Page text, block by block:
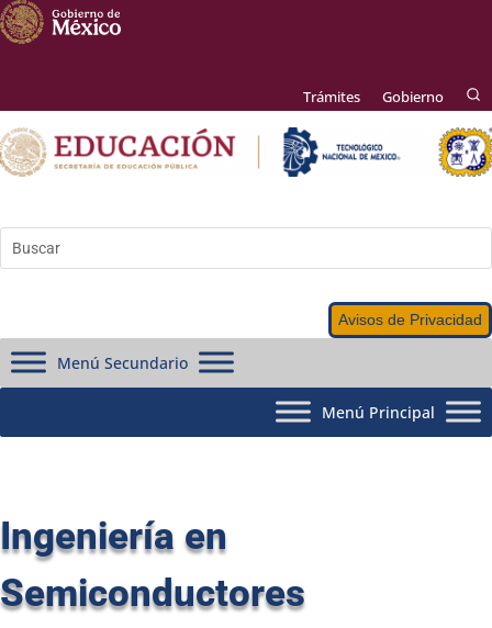
Trámites Gobierno
Avisos de Privacidad
Menú Secundario
Menú Principal
Ingeniería en
Semiconductores